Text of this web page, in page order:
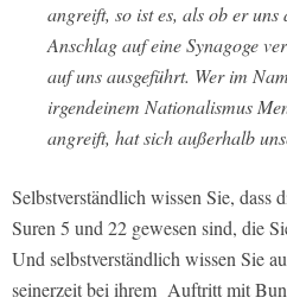
angreift, so ist es, als ob er
Anschlag auf eine Synagoge
auf uns ausgeführt. Wer im
irgendeinem Nationalismus
angreift, hat sich außerhalb
Selbstverständlich wissen Sie, dass
Suren 5 und 22 gewesen sind, die
Und selbstverständlich wissen Sie
seinerzeit bei ihrem Auftritt mit